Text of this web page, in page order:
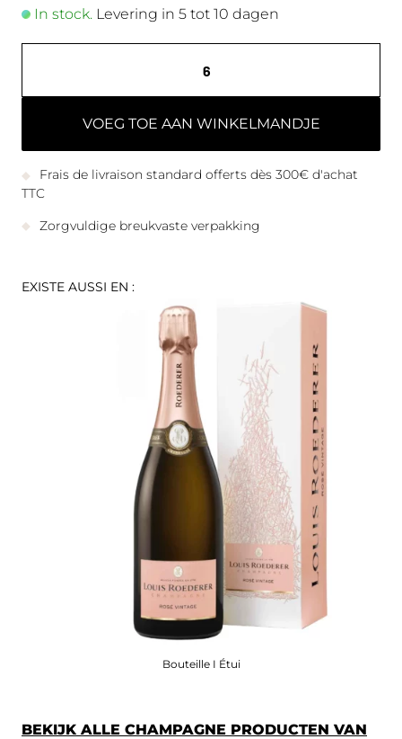
In stock. Levering in 5 tot 10 dagen
VOEG TOE AAN WINKELMANDJE
Frais de livraison standard offerts dès 300€ d'achat
TTC
Zorgvuldige breukvaste verpakking
EXISTE AUSSI EN :
Bouteille I Étui
BEKIJK ALLE CHAMPAGNE PRODUCTEN VAN